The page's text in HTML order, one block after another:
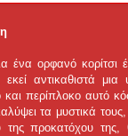
ένα ορφανό κορίτσι
εκεί αντικαθιστά
και περίπλοκο αυτό
τα μυστικά
της προκατόχου